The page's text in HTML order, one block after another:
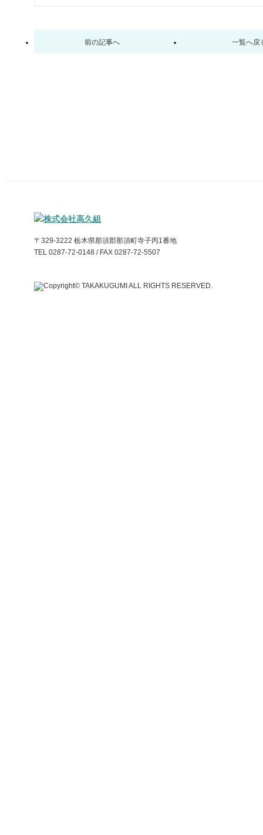
前の記事へ 一覧へ戻
〒329-3222 栃木県那須郡那須町寺子丙1番地
TEL 0287-72-0148 / FAX 0287-72-5507